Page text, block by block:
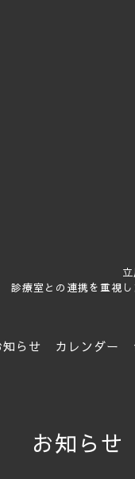
診療室との連携を重視
知らせ カレンダー
お知らせ